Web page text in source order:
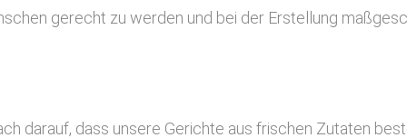
gerecht zu werden und bei der Erstellung
darauf, dass unsere Gerichte aus frischen Zutaten